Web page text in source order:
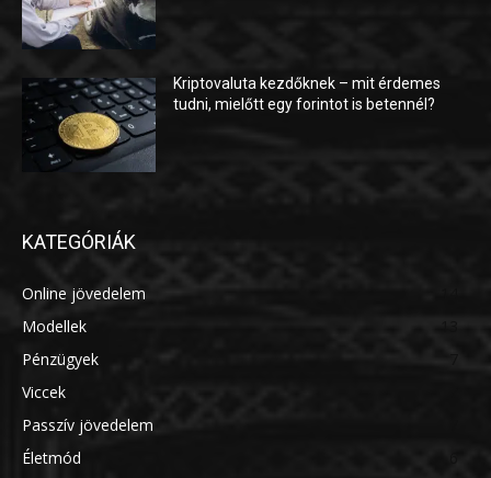
Kriptovaluta kezdőknek – mit érdemes
tudni, mielőtt egy forintot is betennél?
KATEGÓRIÁK
Online jövedelem
Modellek
Pénzügyek
Viccek
Passzív jövedelem
Életmód